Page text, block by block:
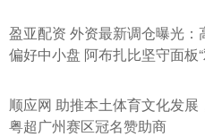
盈亚配资 外资最新调仓曝光：
偏好中小盘 阿布扎比坚守面板“
顺应网 助推本土体育文化发展
粤超广州赛区冠名赞助商